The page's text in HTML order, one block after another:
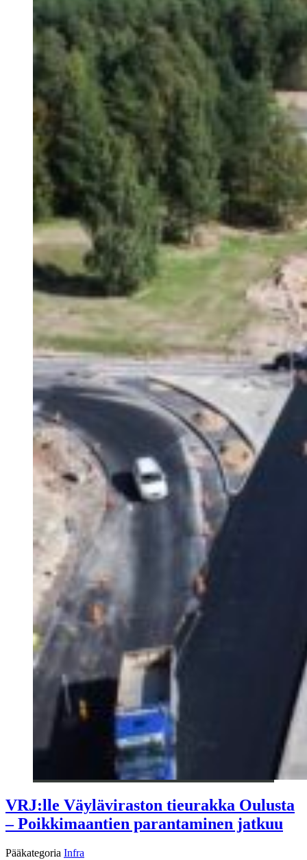
VRJ:lle Väyläviraston tieurakka Oulusta
– Poikkimaantien parantaminen jatkuu
Pääkategoria Infra